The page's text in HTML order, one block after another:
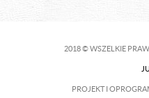
2018 © WSZELKIE
PROJEKT I